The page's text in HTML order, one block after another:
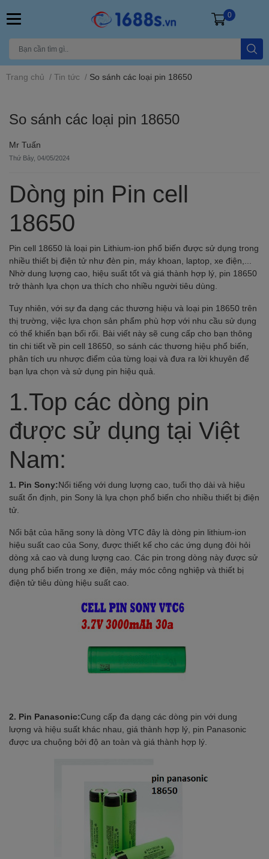
0
Trang chủ / Tin tức / So sánh các loại pin 18650
So sánh các loại pin 18650
Mr Tuấn
Thứ Bảy, 04/05/2024
Dòng pin Pin cell
18650
Pin cell 18650 là loại pin Lithium-ion phổ biến được sử dụng trong
nhiều thiết bị điện tử như đèn pin, máy khoan, laptop, xe điện,...
Nhờ dung lượng cao, hiệu suất tốt và giá thành hợp lý, pin 18650
trở thành lựa chọn ưa thích cho nhiều người tiêu dùng.
Tuy nhiên, với sự đa dạng các thương hiệu và loại pin 18650 trên
thị trường, việc lựa chọn sản phẩm phù hợp với nhu cầu sử dụng
có thể khiến bạn bối rối. Bài viết này sẽ cung cấp cho bạn thông
tin chi tiết về pin cell 18650, so sánh các thương hiệu phổ biến,
phân tích ưu nhược điểm của từng loại và đưa ra lời khuyên để
bạn lựa chọn và sử dụng pin hiệu quả.
1.Top các dòng pin
được sử dụng tại Việt
Nam:
1. Pin Sony:Nổi tiếng với dung lượng cao, tuổi thọ dài và hiệu
suất ổn định, pin Sony là lựa chọn phổ biến cho nhiều thiết bị điện
tử.
Nổi bật của hãng sony là dòng VTC đây là dòng pin lithium-ion
hiệu suất cao của Sony, được thiết kế cho các ứng dụng đòi hỏi
dòng xả cao và dung lượng cao. Các pin trong dòng này được sử
dụng phổ biến trong xe điện, máy móc công nghiệp và thiết bị
điện tử tiêu dùng hiệu suất cao.
2. Pin Panasonic:Cung cấp đa dạng các dòng pin với dung
lượng và hiệu suất khác nhau, giá thành hợp lý, pin Panasonic
được ưa chuộng bởi độ an toàn và giá thành hợp lý.